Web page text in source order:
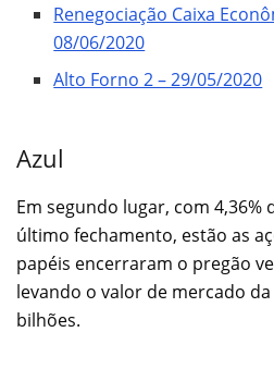
Renegociação Caixa
08/06/2020
Alto Forno 2 – 29/05/2020
Azul
Em segundo lugar, com 4,36%
último fechamento, estão as
papéis encerraram o pregão
levando o valor de mercado da
bilhões.